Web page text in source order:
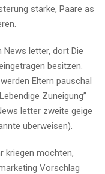
starke, Paare as
letter, dort Die
besitzen.
Eltern pauschal
Zuneigung”
letter zweite geige
uberweisen).
kriegen mochten,
Vorschlag